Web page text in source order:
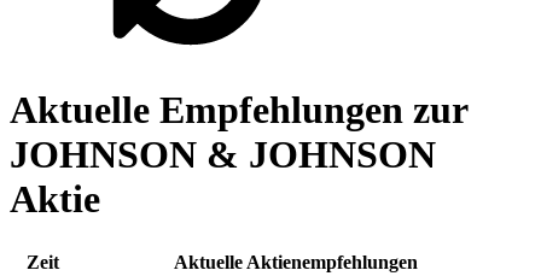
Aktuelle Empfehlungen zur
JOHNSON & JOHNSON
Aktie
Zeit Aktuelle Aktienempfehlungen